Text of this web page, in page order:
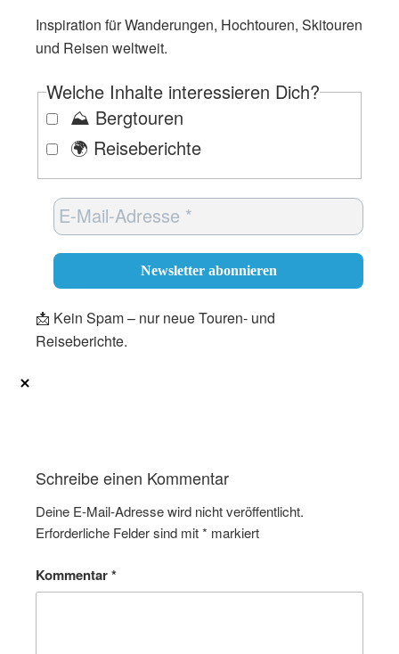
Inspiration für Wanderungen, Hochtouren, Skitouren
und Reisen weltweit.
Welche Inhalte interessieren Dich?
⛰️ Bergtouren
🌍 Reiseberichte
📩 Kein Spam – nur neue Touren- und
Reiseberichte.
Schreibe einen Kommentar
Deine E-Mail-Adresse wird nicht veröffentlicht.
Erforderliche Felder sind mit* markiert
Kommentar*